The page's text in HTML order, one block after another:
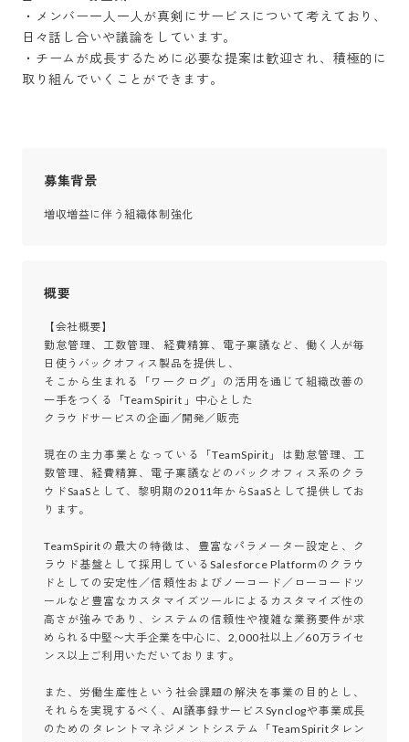
・メンバー一人一人が真剣にサービスについて考えており、
日々話し合いや議論をしています。
・チームが成長するために必要な提案は歓迎され、積極的に
取り組んでいくことができます。
募集背景
増収増益に伴う組織体制強化
概要
【会社概要】
勤怠管理、工数管理、経費精算、電子稟議など、働く人が毎
日使うバックオフィス製品を提供し、
そこから生まれる「ワークログ」の活用を通じて組織改善の
一手をつくる「TeamSpirit 」中心とした
クラウドサービスの企画／開発／販売
現在の主力事業となっている「TeamSpirit」は勤怠管理、工
数管理、経費精算、電子稟議などのバックオフィス系のクラ
ウドSaaSとして、黎明期の2011年からSaaSとして提供してお
ります。
TeamSpiritの最大の特徴は、豊富なパラメーター設定と、ク
ラウド基盤として採用しているSalesforce Platformのクラウ
ドとしての安定性／信頼性およびノーコード／ローコードツ
ールなど豊富なカスタマイズツールによるカスタマイズ性の
高さが強みであり、システムの信頼性や複雑な業務要件が求
められる中堅〜大手企業を中心に、2,000社以上／60万ライセ
ンス以上ご利用いただいております。
また、労働生産性という社会課題の解決を事業の目的とし、
それらを実現するべく、AI議事録サービスSynclogや事業成長
のためのタレントマネジメントシステム「TeamSpiritタレン